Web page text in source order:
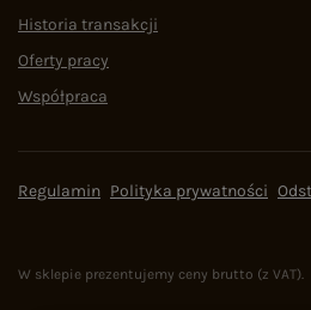
Historia transakcji
Oferty pracy
Współpraca
Regulamin Polityka prywatności
W sklepie prezentujemy ceny brutto (z VAT).